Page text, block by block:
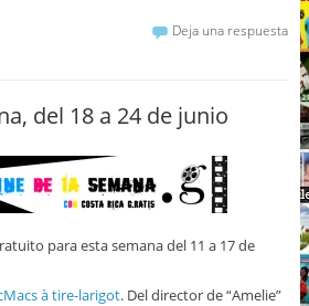
Deja una respuesta
del 18 a 24 de junio
para esta semana del 11 a 17 de
à tire-larigot. Del director de “Amelie”